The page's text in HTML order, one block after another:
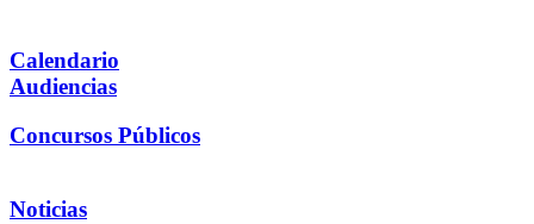
Calendario
Audiencias
Concursos Públicos
Noticias